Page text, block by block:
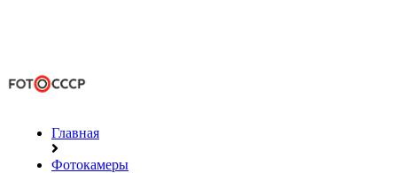
Главная
Фотокамеры